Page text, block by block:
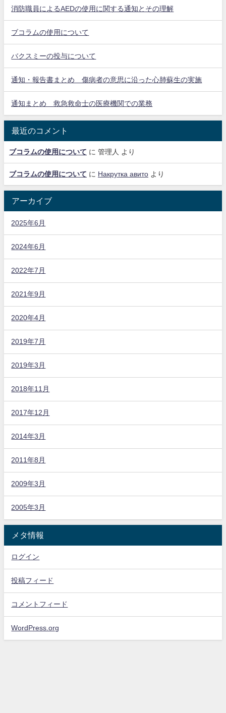
消防職員によるAEDの使用に関する通知とその理解
ブコラムの使用について
バクスミーの投与について
通知・報告書まとめ 傷病者の意思に沿った心肺蘇生の実施
通知まとめ 救急救命士の医療機関での業務
最近のコメント
ブコラムの使用について に 管理人 より
ブコラムの使用について に Накрутка авито より
アーカイブ
2025年6月
2024年6月
2022年7月
2021年9月
2020年4月
2019年7月
2019年3月
2018年11月
2017年12月
2014年3月
2011年8月
2009年3月
2005年3月
メタ情報
ログイン
投稿フィード
コメントフィード
WordPress.org